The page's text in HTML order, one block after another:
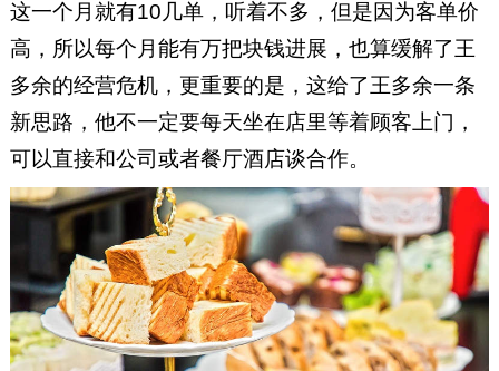
这一个月就有10几单，听着不多，但是因为客单价
高，所以每个月能有万把块钱进展，也算缓解了王
多余的经营危机，更重要的是，这给了王多余一条
新思路，他不一定要每天坐在店里等着顾客上门，
可以直接和公司或者餐厅酒店谈合作。